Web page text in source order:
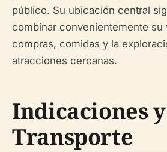
público. Su ubicación central
combinar convenientemente su
compras, comidas y la
atracciones cercanas.
Indicaciones y
Transporte